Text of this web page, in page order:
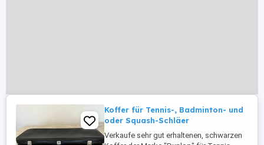
Koffer für Tennis-, Badminton- und
oder Squash-Schläer
Verkaufe sehr gut erhaltenen, schwarzen